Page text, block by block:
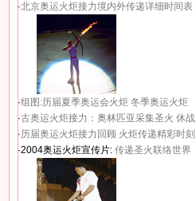
·北京奥运火炬接力境内外传递详细时间表
·组图:历届夏季奥运会火炬 冬季奥运火炬
·古奥运火炬接力：奥林匹亚采集圣火 休战
·历届奥运火炬接力回顾 火炬传递精彩时刻
·2004奥运火炬宣传片: 传递圣火联络世界